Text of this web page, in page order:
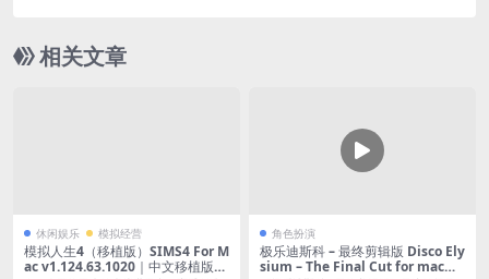
8M地图限制
相关文章
休闲娱乐 模拟经营
模拟人生4（移植版）SIMS4 For M
ac v1.124.63.1020｜中文移植版版
角色扮演
极乐迪斯科 – 最终剪辑版 Disco Ely
sium – The Final Cut for mac｜